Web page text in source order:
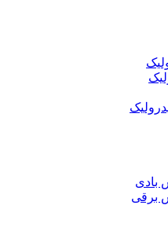
بادی
برقی